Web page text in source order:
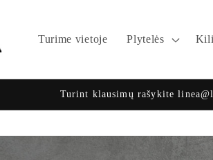
Turime vietoje Plytelės
Turint klausimų rašykite